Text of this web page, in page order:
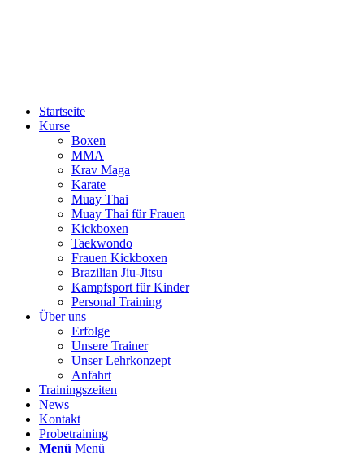
Startseite
Kurse
Boxen
MMA
Krav Maga
Karate
Muay Thai
Muay Thai für Frauen
Kickboxen
Taekwondo
Frauen Kickboxen
Brazilian Jiu-Jitsu
Kampfsport für Kinder
Personal Training
Über uns
Erfolge
Unsere Trainer
Unser Lehrkonzept
Anfahrt
Trainingszeiten
News
Kontakt
Probetraining
Menü Menü